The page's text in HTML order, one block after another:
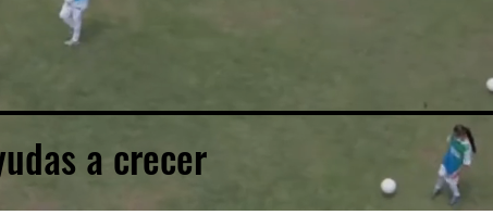
a crecer